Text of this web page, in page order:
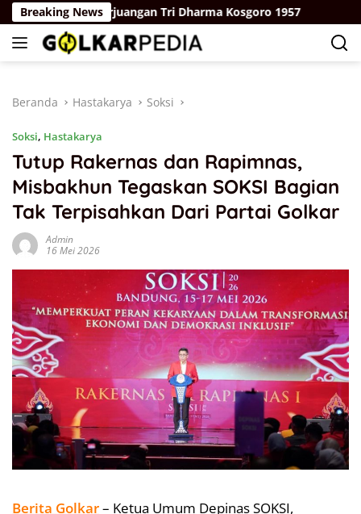
Langsung
ke
konten
Breaking NewsPerjuangan Tri Dharma Kosgoro 1957
Beranda Hastakarya Soksi
Soksi, Hastakarya
Tutup Rakernas dan Rapimnas,
Misbakhun Tegaskan SOKSI Bagian
Tak Terpisahkan Dari Partai Golkar
Admin
16 Mei 2026
Berita Golkar– Ketua Umum Depinas SOKSI,